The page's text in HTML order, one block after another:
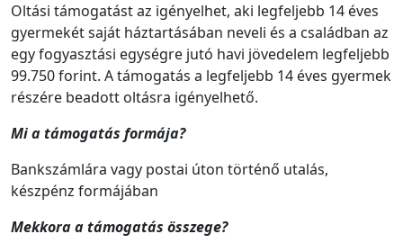
Oltási támogatást az igényelhet, aki legfeljebb 14 éves
gyermekét saját háztartásában neveli és a családban az
egy fogyasztási egységre jutó havi jövedelem legfeljebb
99.750 forint. A támogatás a legfeljebb 14 éves gyermek
részére beadott oltásra igényelhető.
Mi a támogatás formája?
Bankszámlára vagy postai úton történő utalás,
készpénz formájában
Mekkora a támogatás összege?